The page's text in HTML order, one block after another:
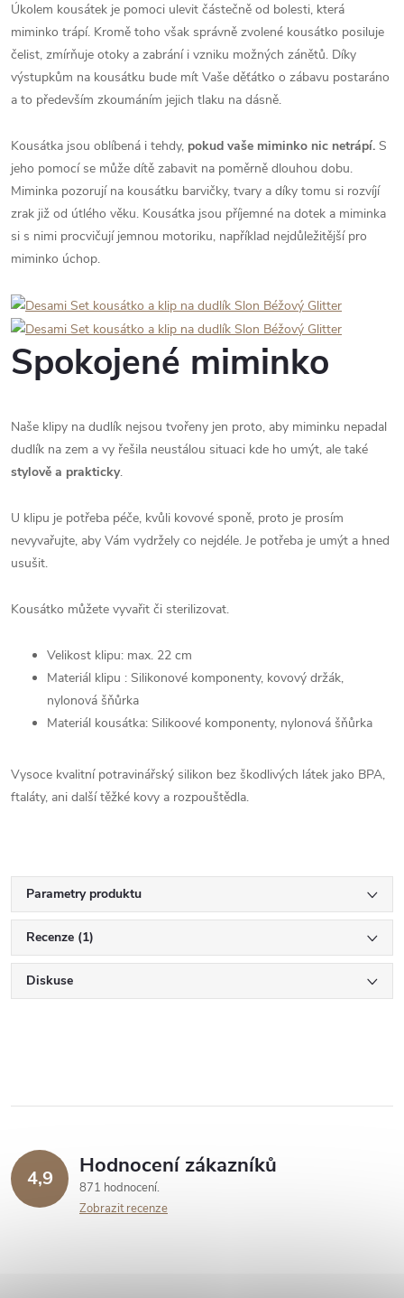
Úkolem kousátek je pomoci ulevit částečně od bolesti, která
miminko trápí. Kromě toho však správně zvolené kousátko posiluje
čelist, zmírňuje otoky a zabrání i vzniku možných zánětů. Díky
výstupkům na kousátku bude mít Vaše děťátko o zábavu postaráno
a to především zkoumáním jejich tlaku na dásně.
Kousátka jsou oblíbená i tehdy, pokud vaše miminko nic netrápí. S
jeho pomocí se může dítě zabavit na poměrně dlouhou dobu.
Miminka pozorují na kousátku barvičky, tvary a díky tomu si rozvíjí
zrak již od útlého věku. Kousátka jsou příjemné na dotek a miminka
si s nimi procvičují jemnou motoriku, například nejdůležitější pro
miminko úchop.
Spokojené miminko
Naše klipy na dudlík nejsou tvořeny jen proto, aby miminku nepadal
dudlík na zem a vy řešila neustálou situaci kde ho umýt, ale také
stylově a prakticky.
U klipu je potřeba péče, kvůli kovové sponě, proto je prosím
nevyvařujte, aby Vám vydržely co nejdéle. Je potřeba je umýt a hned
usušit.
Kousátko můžete vyvařit či sterilizovat.
Velikost klipu: max. 22 cm
Materiál klipu : Silikonové komponenty, kovový držák,
nylonová šňůrka
Materiál kousátka: Silikoové komponenty, nylonová šňůrka
Vysoce kvalitní potravinářský silikon bez škodlivých látek jako BPA,
ftaláty, ani další těžké kovy a rozpouštědla.
Parametry produktu
Recenze (1)
Diskuse
4,9 Hodnocení zákazníků
871 hodnocení
Zobrazit recenze